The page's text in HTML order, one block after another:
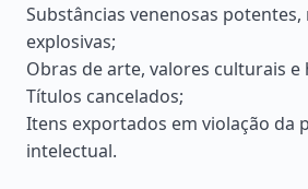
Substâncias venenosas potentes,
explosivas;
Obras de arte, valores culturais e
Títulos cancelados;
Itens exportados em violação da
intelectual.